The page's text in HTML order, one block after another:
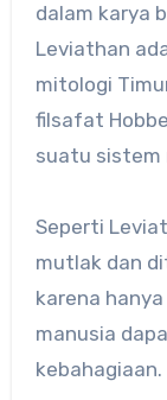
dalam karya
Leviathan
mitologi
filsafat
suatu sistem
Seperti
mutlak dan
karena
manusia
kebahagiaan.